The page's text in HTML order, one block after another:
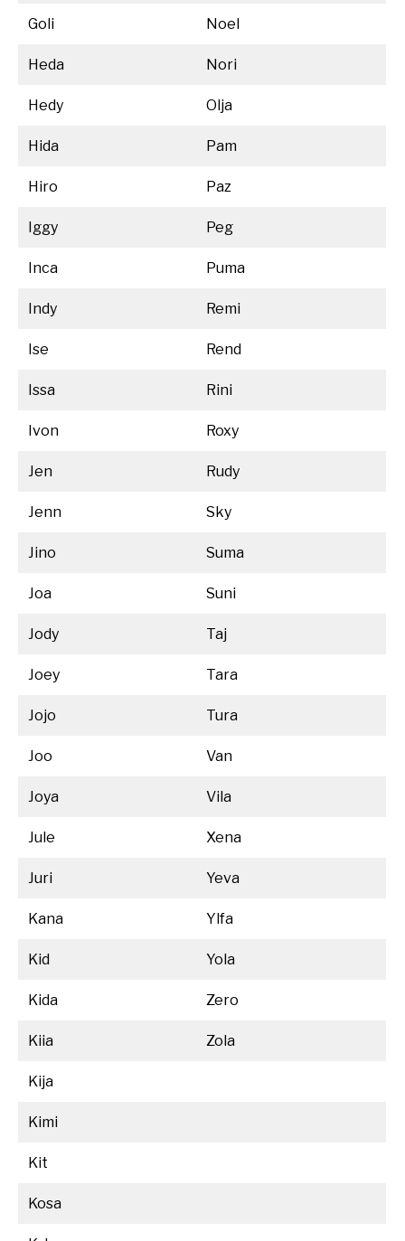
Goli Noel
Heda Nori
Hedy Olja
Hida Pam
Hiro Paz
Iggy Peg
Inca Puma
Indy Remi
Ise Rend
Issa Rini
Ivon Roxy
Jen Rudy
Jenn Sky
Jino Suma
Joa Suni
Jody Taj
Joey Tara
Jojo Tura
Joo Van
Joya Vila
Jule Xena
Juri Yeva
Kana Ylfa
Kid Yola
Kida Zero
Kiia Zola
Kija
Kimi
Kit
Kosa